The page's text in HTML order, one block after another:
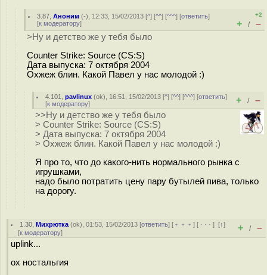
3.87 ,Аноним (-), 12:33, 15/02/2013 [^] [^^] [^^^] [ответить]
[к модератору]
+2
+ / –
>Ну и детство же у тебя было
Counter Strike: Source (CS:S)
Дата выпуска: 7 октября 2004
Охжеж блин. Какой Павел у нас молодой :)
4.101 ,pavlinux (ok), 16:51, 15/02/2013 [^] [^^] [^^^] [ответить]
[к модератору] + / –
>>Ну и детство же у тебя было
> Counter Strike: Source (CS:S)
> Дата выпуска: 7 октября 2004
> Охжеж блин. Какой Павел у нас молодой :)
Я про то, что до какого-нить нормального рынка с
игрушками,
надо было потратить цену пару бутылей пива, только
на дорогу.
1.30 ,Михрютка (ok), 01:53, 15/02/2013 [ответить] [ ﹢﹢﹢] [ · · ·][↑]
[к модератору] + / –
uplink...
ох ностальгия